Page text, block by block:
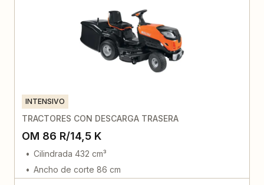
INTENSIVO
TRACTORES CON DESCARGA TRASERA
OM 86 R/14,5 K
Cilindrada 432 cm³
Ancho de corte 86 cm